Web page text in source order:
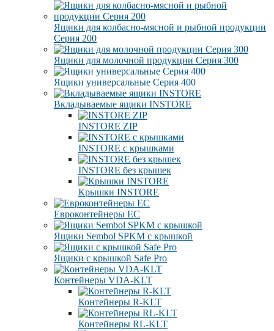
Ящики для колбасно-мясной и рыбной продукции
Серия 200
Ящики для молочной продукции Серия 300
Ящики универсальные Серия 400
Вкладываемые ящики INSTORE
INSTORE ZIP
INSTORE с крышками
INSTORE без крышек
Крышки INSTORE
Евроконтейнеры ЕC
Ящики Sembol SPKM с крышкой
Ящики с крышкой Safe Pro
Контейнеры VDA-KLT
Контейнеры R-KLT
Контейнеры RL-KLT